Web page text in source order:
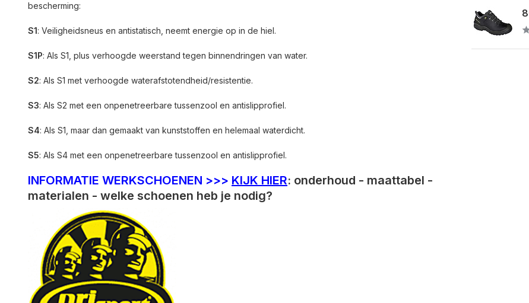
bescherming:
S1: Veiligheidsneus en antistatisch, neemt energie op in de hiel.
S1P: Als S1, plus verhoogde weerstand tegen binnendringen van water.
S2: Als S1 met verhoogde waterafstotendheid/resistentie.
S3: Als S2 met een onpenetreerbare tussenzool en antislipprofiel.
S4: Als S1, maar dan gemaakt van kunststoffen en helemaal waterdicht.
S5: Als S4 met een onpenetreerbare tussenzool en antislipprofiel.
INFORMATIE WERKSCHOENEN >>> KIJK HIER: onderhoud - maattabel -
materialen - welke schoenen heb je nodig?